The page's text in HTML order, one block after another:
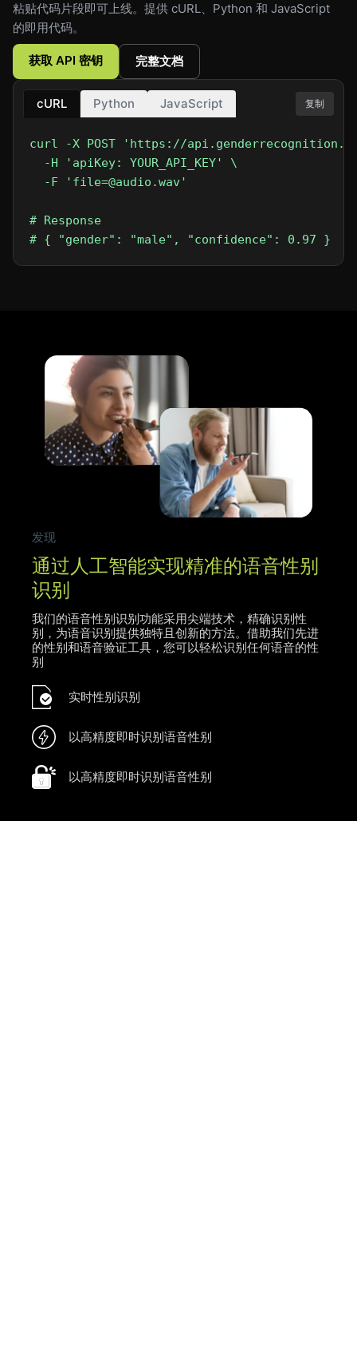
粘贴代码片段即可上线。提供 cURL、Python 和 JavaScript
的即用代码。
获取 API 密钥 完整文档
cURL Python JavaScript 复制
curl -X POST 'https://
  -H 'apiKey: YOUR_API_KEY' \
  -F 'file=@audio.wav'
# Response
# { "gender": "male", "confidence": 0.97 }
发现
通过人工智能实现精准的语音性别
识别
我们的语音性别识别功能采用尖端技术，精确识别性
别，为语音识别提供独特且创新的方法。借助我们先进
的性别和语音验证工具，您可以轻松识别任何语音的性
别
实时性别识别
以高精度即时识别语音性别
以高精度即时识别语音性别